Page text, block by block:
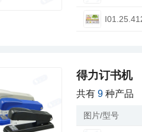
得力订书机
共有9 种产品
图片/型号